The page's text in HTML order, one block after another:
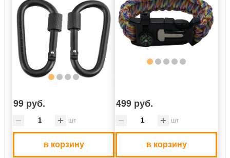
99 руб.
шт
в корзину
499 руб.
шт
в корзину